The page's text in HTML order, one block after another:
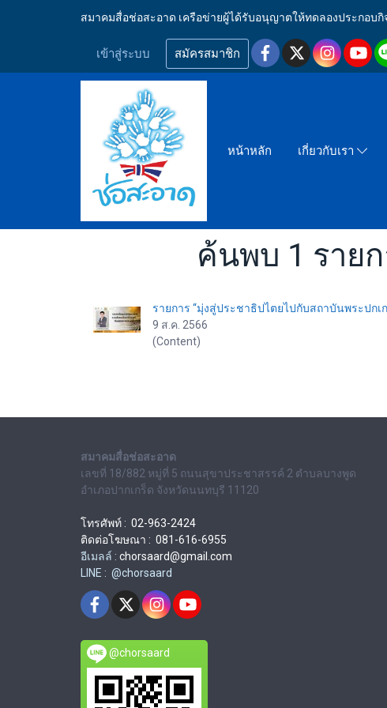
สมาคมสื่อช่อสะอาด เครือข่ายผู้ได้รับอนุญาตให้ทดลองประกอบ
เข้าสู่ระบบ สมัครสมาชิก
หน้าหลัก เกี่ยวกับเรา
ค้นพบ 1 ราย
รายการ “มุ่งสู่ประชาธิปไตยไปกับสถาบันพระปกเ
9 ส.ค. 2566
(Content)
สมาคมสื่อช่อสะอาด
เลขที่ 18/882 หมู่ที่ 5 ถนนสุขาประชาสรรค์ 2 ตำบลบางพูด
อำเภอปากเกร็ด จังหวัดนนทบุรี 11120
โทรศัพท์ : 02-963-2424
ติดต่อโฆษณา : 081-616-6955
อีเมลล์ : chorsaard@gmail.com
LINE : @chorsaard
@chorsaard